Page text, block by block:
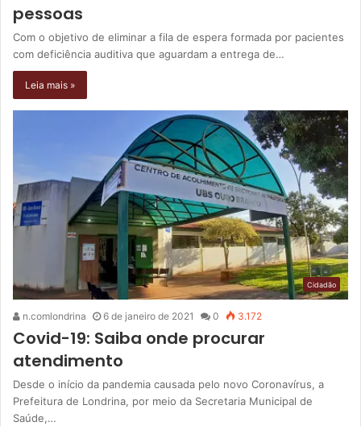
pessoas
Com o objetivo de eliminar a fila de espera formada por pacientes
com deficiência auditiva que aguardam a entrega de…
Leia mais »
Cidadão
n.comlondrina 6 de janeiro de 2021 0 3.172
Covid-19: Saiba onde procurar
atendimento
Desde o início da pandemia causada pelo novo Coronavírus, a
Prefeitura de Londrina, por meio da Secretaria Municipal de
Saúde,…